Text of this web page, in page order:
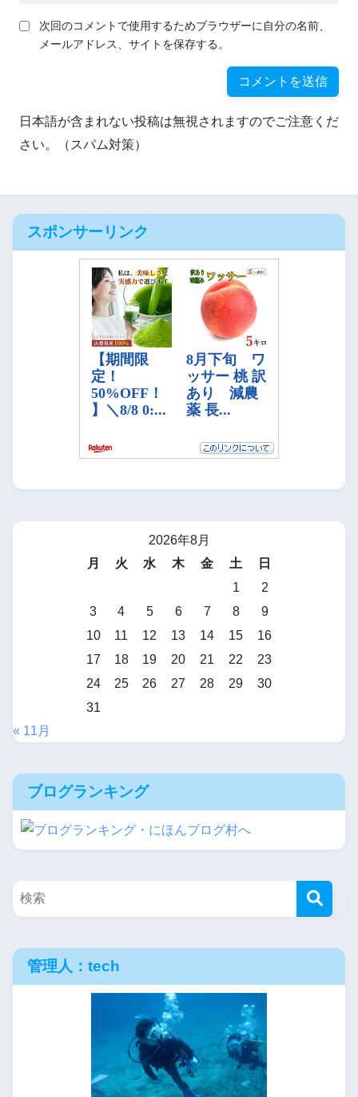
次回のコメントで使用するためブラウザーに自分の名前、
メールアドレス、サイトを保存する。
日本語が含まれない投稿は無視されますのでご注意くだ
さい。（スパム対策）
スポンサーリンク
2026年8月
月
火 水 木 金 土
日
1
2
3
4 5 6 7 8
9
10
11 12 13 14 15
16
17
18 19 20 21 22
23
24
25 26 27 28 29
30
31
« 11月
ブログランキング
管理人：tech